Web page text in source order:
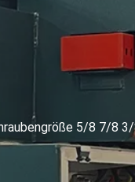
5/8 7/8